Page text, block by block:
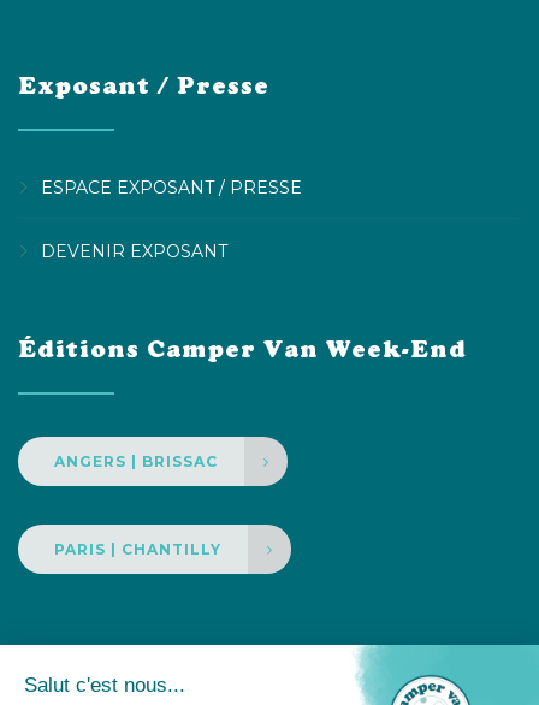
Exposant / Presse
ESPACE EXPOSANT / PRESSE
DEVENIR EXPOSANT
Éditions Camper Van Week-End
ANGERS | BRISSAC
PARIS | CHANTILLY